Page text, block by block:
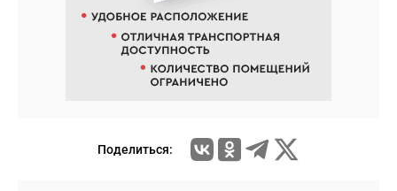
Поделиться: